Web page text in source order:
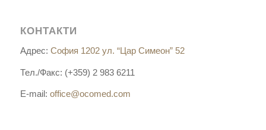
КОНТАКТИ
Адрес: София 1202 ул. “Цар Симеон” 52
Тел./Факс: (+359) 2 983 6211
E-mail: office@ocomed.com